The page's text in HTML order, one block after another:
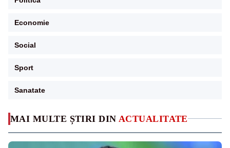
MAI MULTE ȘTIRI DIN ACTUALITATE
Economie
Social
Sport
Sanatate